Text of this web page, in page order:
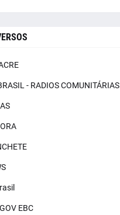
- RADIOS COMUNITÁRIAS
EBC